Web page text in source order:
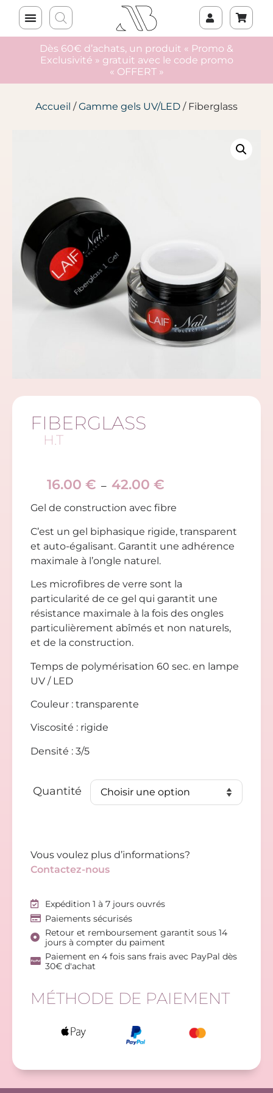
Dès 60€ d’achats, un produit « Promo &
Exclusivité » gratuit avec le code promo
« OFFERT »
Accueil /Gamme gels UV/LED / Fiberglass
FIBERGLASS
H.T
16.00 € – 42.00 €
Gel de construction avec fibre
C’est un gel biphasique rigide, transparent
et auto-égalisant. Garantit une adhérence
maximale à l’ongle naturel.
Les microfibres de verre sont la
particularité de ce gel qui garantit une
résistance maximale à la fois des ongles
particulièrement abîmés et non naturels,
et de la construction.
Temps de polymérisation 60 sec. en lampe
UV / LED
Couleur : transparente
Viscosité : rigide
Densité : 3/5
Quantité
Vous voulez plus d’informations?
Contactez-nous
Expédition 1 à 7 jours ouvrés
Paiements sécurisés
Retour et remboursement garantit sous 14
jours à compter du paiment
Paiement en 4 fois sans frais avec PayPal dès
30€ d'achat
MÉTHODE DE PAIEMENT